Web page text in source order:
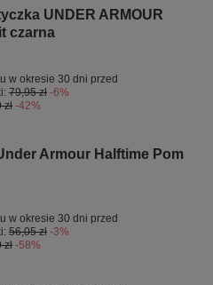
UNDER ARMOUR
czarna
w okresie 30 dni przed
79,95 zł -6%
-42%
Armour Halftime Pom
w okresie 30 dni przed
56,05 zł -3%
-58%